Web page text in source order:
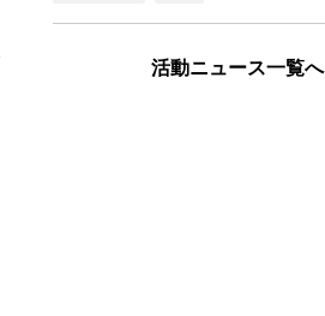
活動ニュース一覧へ